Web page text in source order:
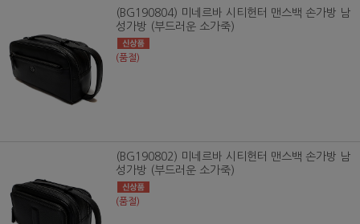
(BG190804) 미네르바 시티헌터 맨스백 손가방 남
성가방 (부드러운 소가죽)
(품절)
(BG190802) 미네르바 시티헌터 맨스백 손가방 남
성가방 (부드러운 소가죽)
(품절)